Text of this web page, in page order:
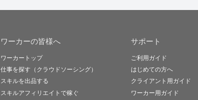
ワーカーの皆様へ
ワーカートップ
仕事を探す（クラウドソーシング）
スキルを出品する
スキルアフィリエイトで稼ぐ
サポート
ご利用ガイド
はじめての方へ
クライアント用ガイド
ワーカー用ガイド